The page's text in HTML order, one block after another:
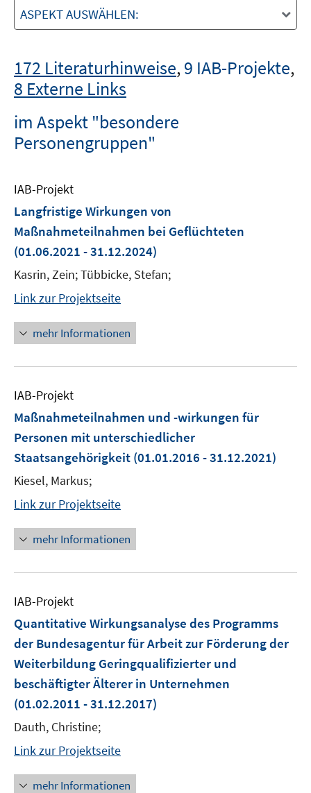
ASPEKT AUSWÄHLEN:
172 Literaturhinweise,9 IAB-Projekte,
8 Externe Links
im Aspekt "besondere
Personengruppen"
IAB-Projekt
Langfristige Wirkungen von
Maßnahmeteilnahmen bei Geflüchteten
(01.06.2021 - 31.12.2024)
Kasrin, Zein; Tübbicke, Stefan;
Link zur Projektseite
mehr Informationen
IAB-Projekt
Maßnahmeteilnahmen und -wirkungen für
Personen mit unterschiedlicher
Staatsangehörigkeit (01.01.2016 - 31.12.2021)
Kiesel, Markus;
Link zur Projektseite
mehr Informationen
IAB-Projekt
Quantitative Wirkungsanalyse des Programms
der Bundesagentur für Arbeit zur Förderung der
Weiterbildung Geringqualifizierter und
beschäftigter Älterer in Unternehmen
(01.02.2011 - 31.12.2017)
Dauth, Christine;
Link zur Projektseite
mehr Informationen